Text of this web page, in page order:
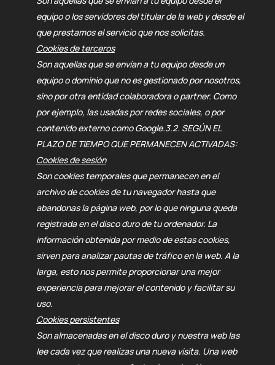
equipo o los servidores del titular de la web y desde el
que prestamos el servicio que nos solicitas.
Cookies de terceros
Son aquellas que se envían a tu equipo desde un
equipo o dominio que no es gestionado por nosotros,
sino por otra entidad colaboradora o partner. Como
por ejemplo, las usadas por redes sociales, o por
contenido externo como Google.3.2. SEGÚN EL
PLAZO DE TIEMPO QUE PERMANECEN ACTIVADAS:
Cookies de sesión
Son cookies temporales que permanecen en el
archivo de cookies de tu navegador hasta que
abandonas la página web, por lo que ninguna queda
registrada en el disco duro de tu ordenador. La
información obtenida por medio de estas cookies,
sirven para analizar pautas de tráfico en la web. A la
larga, esto nos permite proporcionar una mejor
experiencia para mejorar el contenido y facilitar su
uso.
Cookies persistentes
Son almacenadas en el disco duro y nuestra web las
lee cada vez que realizas una nueva visita. Una web